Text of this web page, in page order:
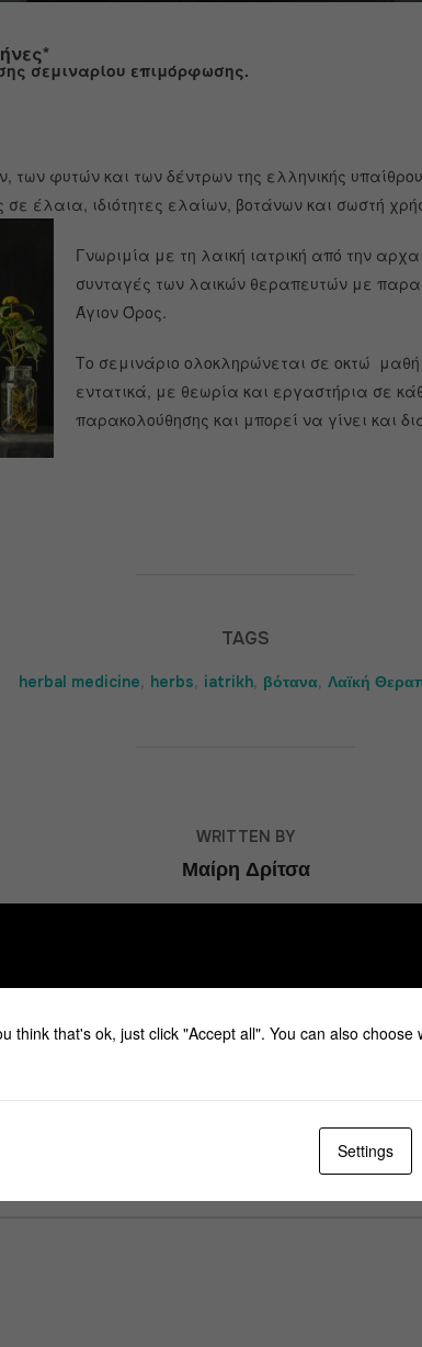
σεμιναρίου επιμόρφωσης.
των φυτών και των δέντρων της ελληνικής
σε έλαια, ιδιότητες ελαίων, βοτάνων και σωστή
Γνωριμία με τη λαική ιατρική από την
συνταγές των λαικών θεραπευτών με
Άγιον Όρος.
Το σεμινάριο ολοκληρώνεται σε οκτώ
εντατικά, με θεωρία και εργαστήρια σε
παρακολούθησης και μπορεί να γίνει και
TAGS
herbal medicine, herbs, iatrikh, βότανα, Λαϊκή
WRITTEN BY
Μαίρη Δρίτσα
Τα υποχρεωτικά πεδία σημειώνονται με*
think that's ok, just click "Accept all". You can also
Settings